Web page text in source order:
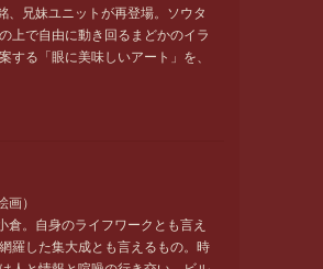
、兄妹ユニットが再登場。ソウタ
上で自由に動き回るまどかのイラ
する「眼に美味しいアート」を、
画）
。自身のライフワークとも言え
羅した集大成とも言えるもの。時